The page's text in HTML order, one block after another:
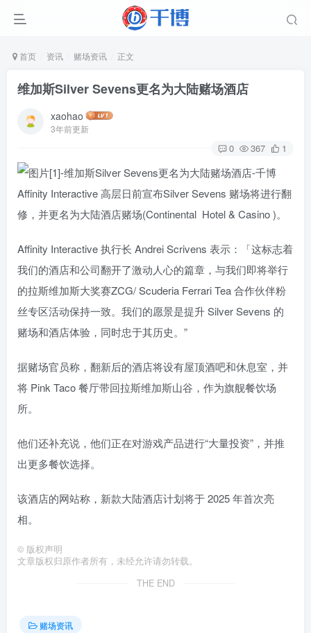
首页 资讯 赌场资讯 正文
维加斯Silver Sevens更名为大陆赌场酒店
xaohao
3年前更新
0 367 1
Affinity Interactive 高层日前宣布Silver Sevens 赌场将进行翻
修，并更名为大陆酒店赌场(Continental Hotel & Casino )。
Affinity Interactive 执行长 Andrei Scrivens 表示：「这标志着
我们的酒店和公司翻开了激动人心的篇章，与我们即将举行
的拉斯维加斯大奖赛ZCG/ Scuderia Ferrari Tea 合作伙伴粉
丝专区活动保持一致。我们的愿景是提升 Silver Sevens 的
赌场和酒店体验，同时忠于其历史。”
据赌场官员称，翻新后的酒店将设有屋顶酒吧和休息室，并
将 Pink Taco 餐厅带回拉斯维加斯山谷，作为旗舰餐饮场
所。
他们还补充说，他们正在对游戏产品进行“大量投资”，并推
出更多餐饮选择。
该酒店的网站称，新款大陆酒店计划将于 2025 年首次亮
相。
© 版权声明
文章版权归原作者所有，未经允许请勿转载。
THE END
赌场资讯